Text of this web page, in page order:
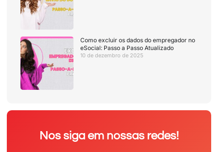
Como excluir os dados do empregador no
eSocial: Passo a Passo Atualizado
10 de dezembro de 2025
Nos siga em nossas redes!